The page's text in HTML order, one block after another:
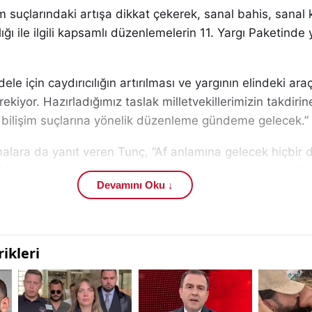
suçlarındaki artışa dikkat çekerek, sanal bahis, sanal
ile ilgili kapsamlı düzenlemelerin 11. Yargı Paketinde
için caydırıcılığın artırılması ve yargının elindeki
Hazırladığımız taslak milletvekillerimizin
bilişim suçlarına yönelik düzenleme gündeme gelecek.”
da yanıt veren Tunç, “Af anlamına gelecek hiçbir
hukuk sistemi de yok, bu eleştirileri kabul etmiyoruz.”
yolsuzluk soruşturmaları hakkında da konuşan Tunç,
belediyeler hakkında da dosyalar olduğunu belirtti:
Parti’li belediyeye soruşturma açıldı, 13’ü hüküm
var. Yolsuzluğun partilisi, partisizi olmaz.
gerek. Masumiyet karinesi esastır. Yargıya
Devamını Oku ↓